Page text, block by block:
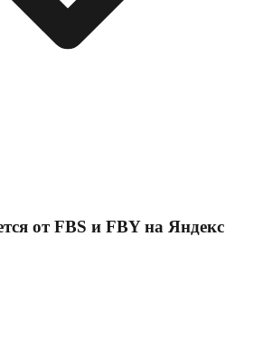
от FBS и FBY на Яндекс